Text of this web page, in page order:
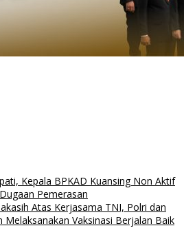
Kepala BPKAD Kuansing Non Aktif
Pemerasan
Atas Kerjasama TNI, Polri dan
Vaksinasi Berjalan Baik